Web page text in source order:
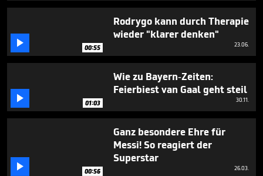
42
 00:55
Rodrygo kann durch Therapie
wieder "klarer denken"
23.06.
 01:03
Wie zu Bayern-Zeiten:
Feierbiest van Gaal geht steil
30.11.
 00:56
Ganz besondere Ehre für
Messi! So reagiert der
Superstar
26.03.